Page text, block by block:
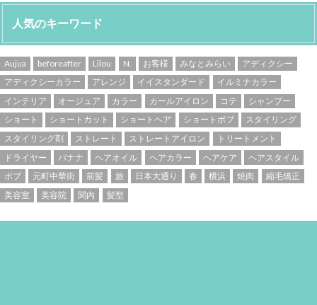
人気のキーワード
Aujua beforeafter Lilou N. お客様 みなとみらい
アディクシー
アディクシーカラー
アレンジ イイスタンダード
イルミナカラー
インテリア
オージュア カラー カールアイロン コテ
シャンプー
ショート
ショートカット ショートヘア ショートボブ
スタイリング
スタイリング剤
ストレート ストレートアイロン
トリートメント
ドライヤー
バナナ ヘアオイル ヘアカラー ヘアケア
ヘアスタイル
ボブ
元町中華街 前髪 旅 日本大通り 春 横浜 焼肉
縮毛矯正
美容室
美容院 関内 髪型